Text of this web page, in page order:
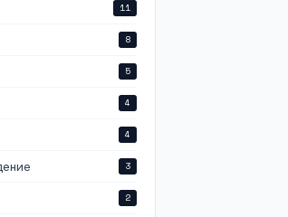
11
8
5
4
4
3
2